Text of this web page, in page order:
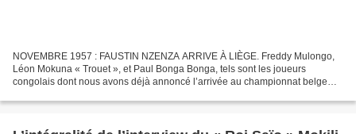
NOVEMBRE 1957 : FAUSTIN NZENZA ARRIVE À LIÈGE. Freddy Mulongo,
Léon Mokuna « Trouet », et Paul Bonga Bonga, tels sont les joueurs
congolais dont nous avons déjà annoncé l’arrivée au championnat belge